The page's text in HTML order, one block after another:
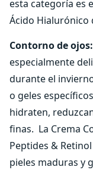
esta categoría es
Ácido Hialurónico
Contorno de ojos:
especialmente
durante el
o geles
hidraten,
finas. La Crema
Peptides &
pieles maduras y